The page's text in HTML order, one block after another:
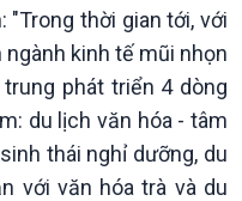
nghiệp & Biển đảo
Nông nghiệp & Biển
đảo
vàng
"Trong thời gian tới, với
kinh tế mũi nhọn
phát triển 4 dòng
du lịch văn hóa - tâm
thái nghỉ dưỡng, du
với văn hóa trà và du